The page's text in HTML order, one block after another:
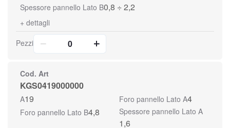
Spessore pannello Lato B0,8 ÷ 2,2
+ dettagli
Pezzi
Cod. Art
KGS0419000000
A19 Foro pannello Lato A4
Foro pannello Lato B4,8 Spessore pannello Lato A
1,6